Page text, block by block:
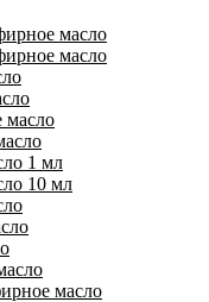
масло
масло
масло
1 мл
10 мл
масло